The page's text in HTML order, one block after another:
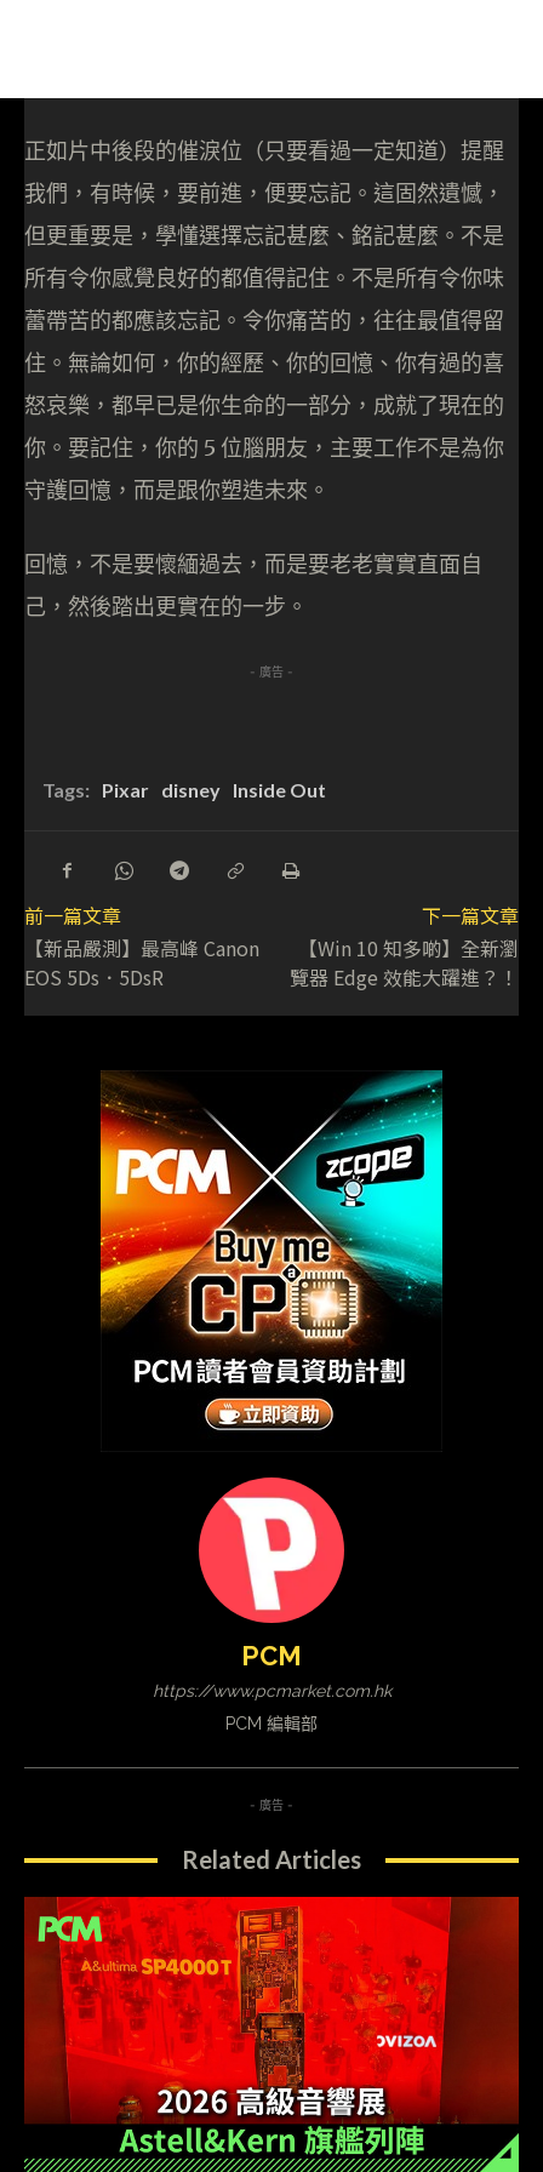
正如片中後段的催淚位（只要看過一定知道）提醒
我們，有時候，要前進，便要忘記。這固然遺憾，
但更重要是，學懂選擇忘記甚麼、銘記甚麼。不是
所有令你感覺良好的都值得記住。不是所有令你味
蕾帶苦的都應該忘記。令你痛苦的，往往最值得留
住。無論如何，你的經歷、你的回憶、你有過的喜
怒哀樂，都早已是你生命的一部分，成就了現在的
你。要記住，你的 5 位腦朋友，主要工作不是為你
守護回憶，而是跟你塑造未來。
回憶，不是要懷緬過去，而是要老老實實直面自
己，然後踏出更實在的一步。
- 廣告 -
Tags: Pixar disney Inside Out
前一篇文章
【新品嚴測】最高峰 Canon
EOS 5Ds．5DsR
下一篇文章
【Win 10 知多啲】全新瀏
覽器 Edge 效能大躍進？！
PCM
https://www.pcmarket.com.hk
PCM 編輯部
- 廣告 -
Related Articles